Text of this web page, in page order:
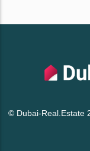
© Dubai-Real.Estate